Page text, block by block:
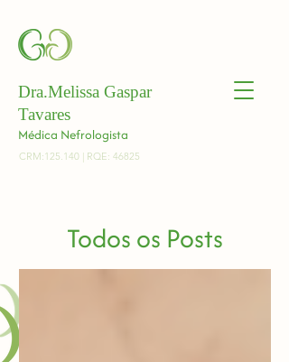
Dra.Melissa Gaspar
Tavares
Médica Nefrologista
CRM:125.140 | RQE: 46825
Todos os Posts